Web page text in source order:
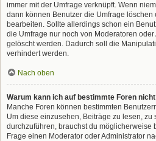
immer mit der Umfrage verknüpft. Wenn
dann können Benutzer die Umfrage löschen
bearbeiten. Sollte allerdings schon ein
die Umfrage nur noch von Moderatoren
gelöscht werden. Dadurch soll die
verhindert werden.
Nach oben
Warum kann ich auf bestimmte Foren
Manche Foren können bestimmten
Um diese einzusehen, Beiträge zu lesen,
durchzuführen, brauchst du möglicherweise
Frage einen Moderator oder Administrator